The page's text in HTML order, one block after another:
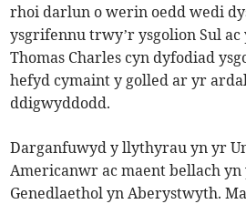
rhoi darlun o werin oedd wedi
ysgrifennu trwy’r ysgolion Sul
Thomas Charles cyn dyfodiad
hefyd cymaint y golled ar yr
ddigwyddodd.
Darganfuwyd y llythyrau yn yr
Americanwr ac maent bellach
Genedlaethol yn Aberystwyth.